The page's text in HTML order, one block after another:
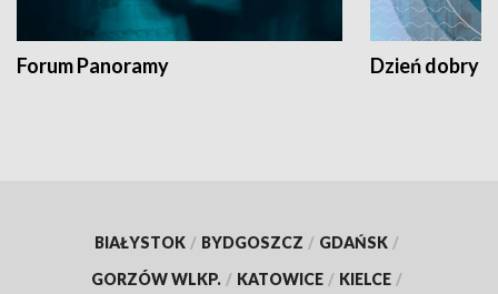
Forum Panoramy Dzień dobry
BIAŁYSTOK / BYDGOSZCZ / GDAŃSK /
GORZÓW WLKP. / KATOWICE / KIELCE /